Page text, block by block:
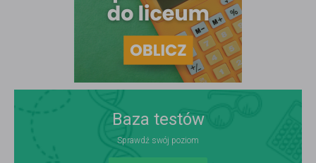
Baza testów
Sprawdź swój poziom